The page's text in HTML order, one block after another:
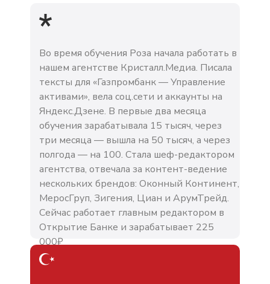
Во время обучения Роза начала работать в
нашем агентстве Кристалл.Медиа. Писала
тексты для «Газпромбанк — Управление
активами», вела соц.сети и аккаунты на
Яндекс.Дзене. В первые два месяца
обучения зарабатывала 15 тысяч, через
три месяца — вышла на 50 тысяч, а через
полгода — на 100. Стала шеф-редактором
агентства, отвечала за контент-ведение
нескольких брендов: Оконный Континент,
МеросГруп, Зигения, Циан и АрумТрейд.
Сейчас работает главным редактором в
Открытие Банке и зарабатывает 225
000₽